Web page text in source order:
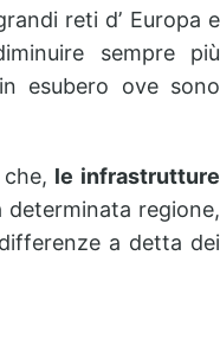
reti d’ Europa e
sempre più
esubero ove sono
le infrastrutture
determinata regione,
a detta dei